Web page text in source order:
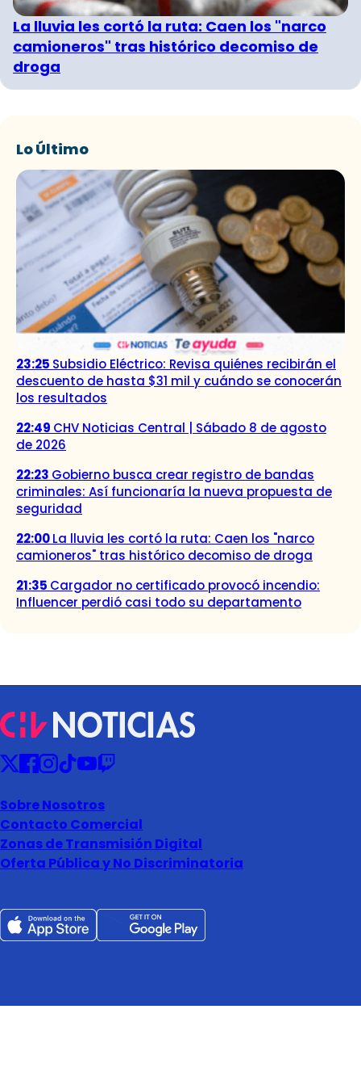
La lluvia les cortó la ruta: Caen los "narco
camioneros" tras histórico decomiso de
droga
Lo Último
23:25 Subsidio Eléctrico: Revisa quiénes recibirán el
descuento de hasta $31 mil y cuándo se conocerán
los resultados
22:49 CHV Noticias Central | Sábado 8 de agosto
de 2026
22:23 Gobierno busca crear registro de bandas
criminales: Así funcionaría la nueva propuesta de
seguridad
22:00La lluvia les cortó la ruta: Caen los "narco
camioneros" tras histórico decomiso de droga
21:35 Cargador no certificado provocó incendio:
Influencer perdió casi todo su departamento
Sobre Nosotros
Contacto Comercial
Zonas de Transmisión Digital
Oferta Pública y No Discriminatoria